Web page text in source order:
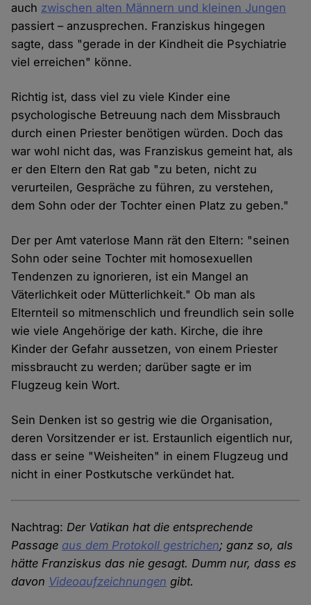
auch zwischen alten Männern und kleinen Jungen
passiert – anzusprechen. Franziskus hingegen
sagte, dass "gerade in der Kindheit die Psychiatrie
viel erreichen" könne.
Richtig ist, dass viel zu viele Kinder eine
psychologische Betreuung nach dem Missbrauch
durch einen Priester benötigen würden. Doch das
war wohl nicht das, was Franziskus gemeint hat, als
er den Eltern den Rat gab "zu beten, nicht zu
verurteilen, Gespräche zu führen, zu verstehen,
dem Sohn oder der Tochter einen Platz zu geben."
Der per Amt vaterlose Mann rät den Eltern: "seinen
Sohn oder seine Tochter mit homosexuellen
Tendenzen zu ignorieren, ist ein Mangel an
Väterlichkeit oder Mütterlichkeit." Ob man als
Elternteil so mitmenschlich und freundlich sein solle
wie viele Angehörige der kath. Kirche, die ihre
Kinder der Gefahr aussetzen, von einem Priester
missbraucht zu werden; darüber sagte er im
Flugzeug kein Wort.
Sein Denken ist so gestrig wie die Organisation,
deren Vorsitzender er ist. Erstaunlich eigentlich nur,
dass er seine "Weisheiten" in einem Flugzeug und
nicht in einer Postkutsche verkündet hat.
Nachtrag:Der Vatikan hat die entsprechende
Passage aus dem Protokoll gestrichen; ganz so, als
hätte Franziskus das nie gesagt. Dumm nur, dass es
davon Videoaufzeichnungen gibt.